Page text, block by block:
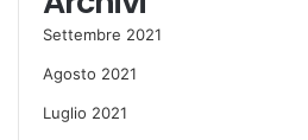
Settembre 2021
Agosto 2021
Luglio 2021